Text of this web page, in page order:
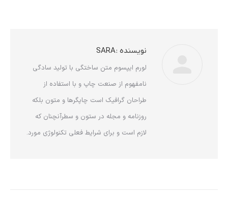
نویسنده :
لورم ایپسوم متن ساختگی با تولید سادگی
نامفهوم از صنعت چاپ و با استفاده از
طراحان گرافیک است چاپگرها و متون بلکه
روزنامه و مجله در ستون و سطرآنچنان که
لازم است و برای شرایط فعلی تکنولوژی مورد.